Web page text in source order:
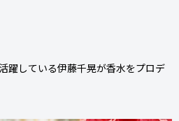
躍している伊藤千晃が香水をプロデ